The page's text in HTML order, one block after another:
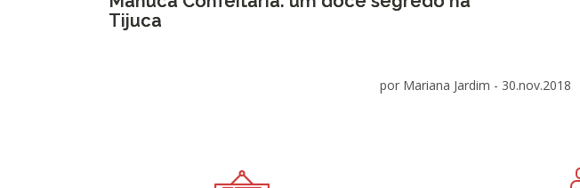
Tijuca
por Mariana Jardim - 30.nov.2018